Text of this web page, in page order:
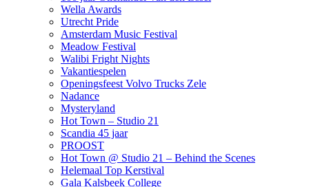
Wella Awards
Utrecht Pride
Amsterdam Music Festival
Meadow Festival
Walibi Fright Nights
Vakantiespelen
Openingsfeest Volvo Trucks Zele
Nadance
Mysteryland
Hot Town – Studio 21
Scandia 45 jaar
PROOST
Hot Town @ Studio 21 – Behind the Scenes
Helemaal Top Kerstival
Gala Kalsbeek College